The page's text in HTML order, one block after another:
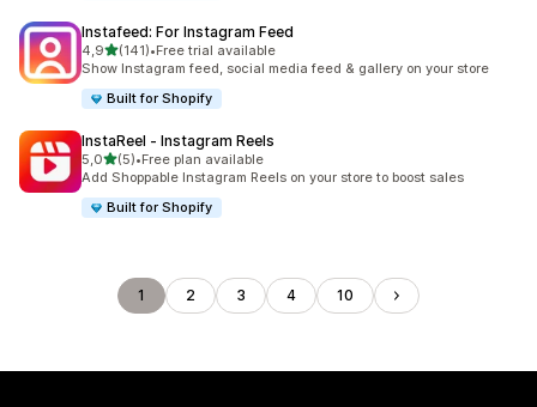
Instafeed: For Instagram Feed
4,95 yıldız üzerinden
(141)
toplam 141 değerlendirme
•Free trial available
Show Instagram feed, social media feed & gallery on your store
Built for Shopify
InstaReel ‑ Instagram Reels
5,05 yıldız üzerinden
(5)
toplam 5 değerlendirme
•Free plan available
Add Shoppable Instagram Reels on your store to boost sales
Built for Shopify
1 2 3 4 10